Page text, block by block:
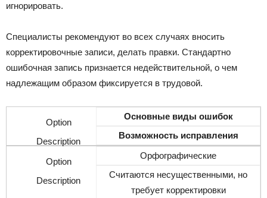
игнорировать.
Специалисты рекомендуют во всех случаях вносить
корректировочные записи, делать правки. Стандартно
ошибочная запись признается недействительной, о чем
надлежащим образом фиксируется в трудовой.
Основные виды ошибок
Возможность исправления
Орфографические
Считаются несущественными, но
требует корректировки